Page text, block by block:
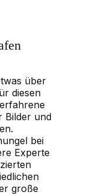
über
diesen
Bilder und
bei
Experte
große